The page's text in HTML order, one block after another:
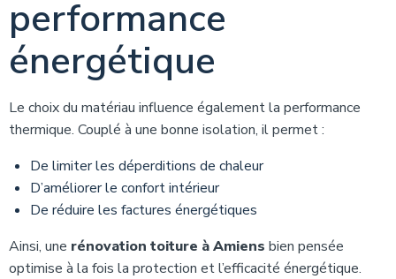
performance
énergétique
Le choix du matériau influence également la performance
thermique. Couplé à une bonne isolation, il permet :
De limiter les déperditions de chaleur
D’améliorer le confort intérieur
De réduire les factures énergétiques
Ainsi, une rénovation toiture à Amiens bien pensée
optimise à la fois la protection et l’efficacité énergétique.